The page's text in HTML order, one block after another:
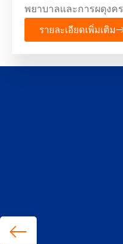
พยาบาลและการผดุงค
รายละเอียดเพิ่มเติม